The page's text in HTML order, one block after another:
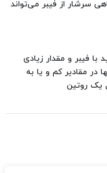
سرشار از فیبر می‌تواند
با فیبر و مقدار زیادی
در مقادیر کم و یا به
یک روتین